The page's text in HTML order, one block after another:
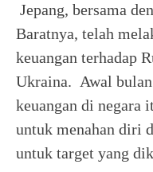
Jepang, bersama
Baratnya, telah
keuangan terhadap
Ukraina. Awal
keuangan di negara
untuk menahan diri
untuk target yang